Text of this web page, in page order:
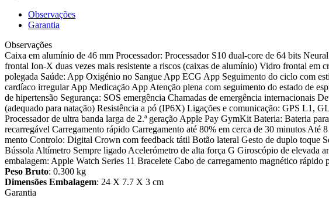
Observações
Garantia
Observações
Caixa em alumínio de 46 mm Processador: Processador S10 dual-core de 64 bits
frontal Ion-X duas vezes mais resistente a riscos (caixas de alumínio) Vidro frontal
polegada Saúde: App Oxigénio no Sangue App ECG App Seguimento do ciclo com
cardíaco irregular App Medicação App Atenção plena com seguimento do estado de
de hipertensão Segurança: SOS emergência Chamadas de emergência internacionais
(adequado para natação) Resistência a pó (IP6X) Ligações e comunicação: GPS
Proces­sador de ultra ban­da larga de 2.ª geração Apple Pay GymKit Bateria: Bateria
recarregável Carrega­mento rápido Carrega­mento até 80% em cerca de 30 minutos
mento Controlo: Digital Crown com feedback tátil Botão lateral Gesto de duplo toque
Bússola Altímetro Sempre ligado Acelerómetro de alta força G Giroscópio de elevada
embalagem: Apple Watch Series 11 Bracelete Cabo de carrega­mento magnético
Peso Bruto: 0.300 kg
Dimensões Embalagem: 24 X 7.7 X 3 cm
Garantia